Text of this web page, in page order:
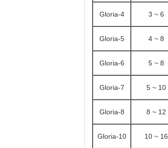
Gloria-4 3 ~ 6
Gloria-5 4 ~ 8
Gloria-6 5 ~ 8
Gloria-7 5 ~ 10
Gloria-8 8 ~ 12
Gloria-10 10 ~ 16